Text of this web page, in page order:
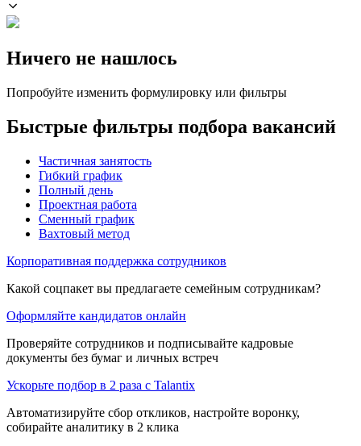
Ничего не нашлось
Попробуйте изменить формулировку или фильтры
Быстрые фильтры подбора вакансий
Частичная занятость
Гибкий график
Полный день
Проектная работа
Сменный график
Вахтовый метод
Корпоративная поддержка сотрудников
Какой соцпакет вы предлагаете семейным сотрудникам?
Оформляйте кандидатов онлайн
Проверяйте сотрудников и подписывайте кадровые
документы без бумаг и личных встреч
Ускорьте подбор в 2 раза с Talantix
Автоматизируйте сбор откликов, настройте воронку,
собирайте аналитику в 2 клика